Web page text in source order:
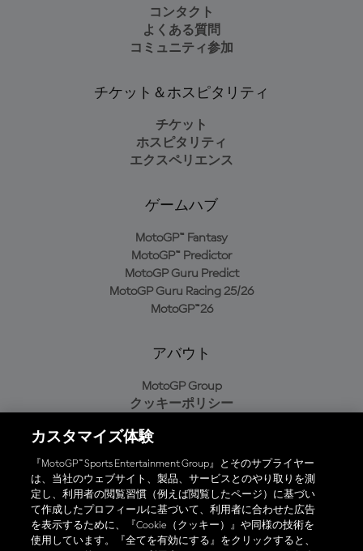
コンタクト
よくある質問
コミュニティ参加
チケット＆ホスピタリティ
チケット
ホスピタリティ
エクスペリエンス
ゲームハブ
MotoGP™ Fantasy
MotoGP™ Predictor
MotoGP Guru Predict
MotoGP Guru Racing 25/26
MotoGP™26
アバウト
MotoGP Group
クッキーポリシー
プライバシーポリシー
購入ポリシー
オフィシャルアプリ
カスタマイズ体験
『MotoGP™ Sports Entertainment Group』とそのサプライヤー
は、当社のウェブサイト、製品、サービスとのやり取りを測
定し、利用者の閲覧習慣（例えば閲覧したページ）に基づい
て作成したプロフィールに基づいて、利用者に合わせた広告
を表示するために、『Cookie（クッキー）』や同様の技術を
使用しています。『全てを有効にする』をクリックすると、